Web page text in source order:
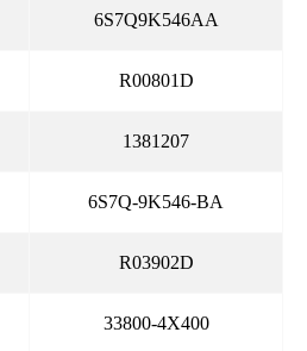
6S7Q9K546AA
R00801D
1381207
6S7Q-9K546-BA
R03902D
33800-4X400